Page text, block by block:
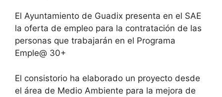
El Ayuntamiento de Guadix presenta en el SAE
la oferta de empleo para la contratación de las
personas que trabajarán en el Programa
Emple@ 30+
El consistorio ha elaborado un proyecto desde
el área de Medio Ambiente para la mejora de